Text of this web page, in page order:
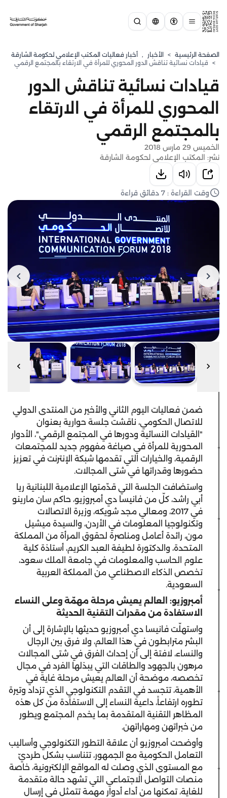
الصفحة الرئيسية > الأخبار , أخبار فعاليات المكتب الإعلامي لحكومة الشارقة
> قيادات نسائية تناقش الدور المحوري للمرأة في الارتقاء بالمجتمع الرقمي
قيادات نسائية تناقش الدور
المحوري للمرأة في الارتقاء
بالمجتمع الرقمي
الخميس 29 مارس 2018
نشر: المكتب الإعلامي لحكومة الشارقة
وقت القراءة : 7 دقائق قراءة
ضمن فعاليات اليوم الثاني والأخير من المنتدى الدولي
للاتصال الحكومي، ناقشت جلسة حوارية بعنوان
"القيادات النسائية ودورها في المجتمع الرقمي"، الأدوار
المحورية للمرأة في صياغة مفهوم جديد للمجتمعات
الرقمية، والخيارات التي تقدمها شبكة الإنترنت في تعزيز
حضورها وقدراتها في شتى المجالات.
واستضافت الجلسة التي قدّمتها الإعلامية اللبنانية ريا
أبي راشد، كلّ من فانيسا دي أمبروزيو، حاكم سان مارينو
في 2017، ومعالي مجد شويكه، وزيرة الاتصالات
وتكنولوجيا المعلومات في الأردن، والسيدة ميشيل
مون، رائدة أعامل ومناصرة لحقوق المرأة من المملكة
المتحدة، والدكتورة لطيفة العبد الكريم، أستاذة كلية
علوم الحاسب والمعلومات في جامعة الملك سعود،
تخصص الذكاء الاصطناعي من المملكة العربية
السعودية.
أمبروزيو: العالم يعيش مرحلة مهمّة وعلى النساء
الاستفادة من مقدرات التقنية الحديثة
واستهلّت فانيسا دي أمبروزيو حديثها بالإشارة إلى أن
البشر مترابطون في هذا العالم، ولا فرق بين الرجال
والنساء، لافتة إلى أن إحداث الفرق في شتى المجالات
مرهون بالجهود والطاقات التي يبذلها الفرد في مجال
تخصصه، موضحة أن العالم يعيش مرحلة غاية في
الأهمية، تتجسد في التقدم التكنولوجي الذي تزداد وتيرة
تطوره ارتفاعاً، داعية النساء إلى الاستفادة من كل هذه
المظاهر التقنية المتقدمة بما يخدم المجتمع ويطور
من خبراتهن ومهاراتهن.
وأوضحت أمبروزيو أن علاقة التطور التكنولوجي وأساليب
التعامل الحكومية مع الجمهور، تتناسب بشكل طرديّ
مع المستوى الذي وصلت له المواقع الإلكترونية، خاصة
منصات التواصل الاجتماعي التي تشهد حالة متقدمة
للغاية، تمكنها من أداء أدوار مهمة تتمثل في إرسال